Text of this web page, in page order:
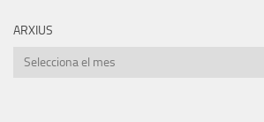
ARXIUS
Arxius